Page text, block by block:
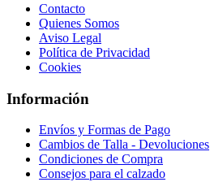
Contacto
Quienes Somos
Aviso Legal
Política de Privacidad
Cookies
Información
Envíos y Formas de Pago
Cambios de Talla - Devoluciones
Condiciones de Compra
Consejos para el calzado